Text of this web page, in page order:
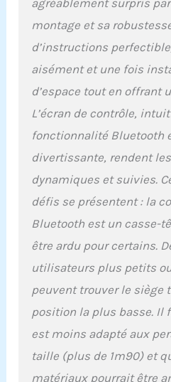
vous
de
clin
de
lui
aux
agréablement surpris
montage et sa
d’instructions
aisément et une fois
d’espace tout en offrant
L’écran de contrôle,
fonctionnalité Bluetooth
divertissante, rendent
dynamiques et suivies.
défis se présentent : la
Bluetooth est un casse-
être ardu pour certains.
utilisateurs plus petits
peuvent trouver le siège
position la plus basse. Il
est moins adapté aux
taille (plus de 1m90) et
matériaux pourrait être